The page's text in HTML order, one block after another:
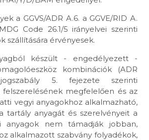
a GGVS/ADR A.6. a GGVE/RID A.
Code 26.1/5 irányelvei szerinti
szállítására érvényesek.
készült - engedélyezett -
kombinációk (ADR
5. fejezete szerinti
felszerelésének megfelelően és az
vegyi anyagokhoz alkalmazható,
tartály anyagát és szerelvényeit a
anyagok nem támadják jobban,
alkalmazott szabvány folyadékok,